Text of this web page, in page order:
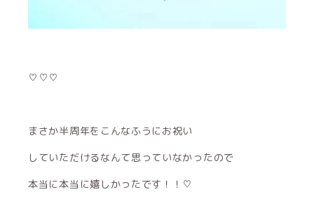
♡♡♡
まさか半周年をこんなふうにお祝い
していただけるなんて思っていなかったので
本当に本当に嬉しかったです！！♡